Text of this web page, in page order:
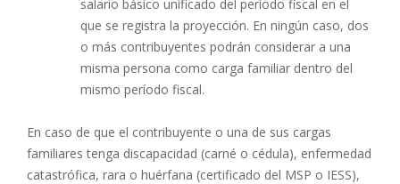
salario básico unificado del período fiscal en el
que se registra la proyección. En ningún caso, dos
o más contribuyentes podrán considerar a una
misma persona como carga familiar dentro del
mismo período fiscal.
En caso de que el contribuyente o una de sus cargas
familiares tenga discapacidad (carné o cédula), enfermedad
catastrófica, rara o huérfana (certificado del MSP o IESS),